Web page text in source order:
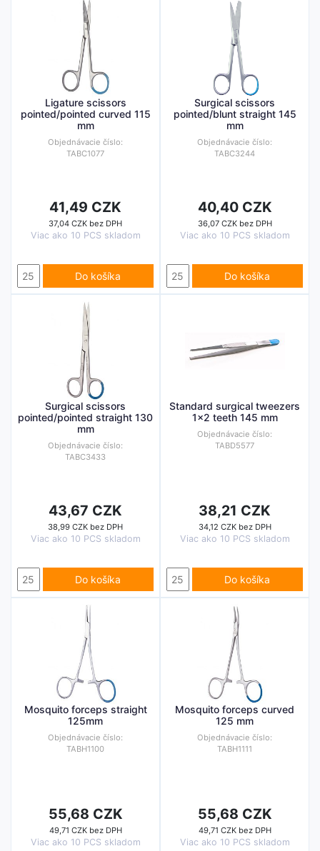
Ligature scissors
pointed/pointed curved 115
mm
Objednávacie číslo:
TABC1077
41,49 CZK
37,04 CZK bez DPH
Viac ako 10 PCS skladom
Do košíka
Surgical scissors
pointed/blunt straight 145
mm
Objednávacie číslo:
TABC3244
40,40 CZK
36,07 CZK bez DPH
Viac ako 10 PCS skladom
Do košíka
Surgical scissors
pointed/pointed straight 130
mm
Objednávacie číslo:
TABC3433
43,67 CZK
38,99 CZK bez DPH
Viac ako 10 PCS skladom
Do košíka
Standard surgical tweezers
1x2 teeth 145 mm
Objednávacie číslo:
TABD5577
38,21 CZK
34,12 CZK bez DPH
Viac ako 10 PCS skladom
Do košíka
Mosquito forceps straight
125mm
Objednávacie číslo:
TABH1100
55,68 CZK
49,71 CZK bez DPH
Viac ako 10 PCS skladom
Mosquito forceps curved
125 mm
Objednávacie číslo:
TABH1111
55,68 CZK
49,71 CZK bez DPH
Viac ako 10 PCS skladom